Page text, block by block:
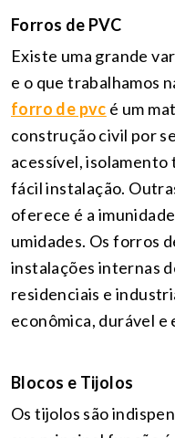
Forros de PVC
Existe uma grande
e o que trabalhamos
forro de pvc é um
construção civil por
acessível, isolamento
fácil instalação.
oferece é a
umidades. Os forros
instalações internas
residenciais e
econômica, durável e
Blocos e Tijolos
Os tijolos são